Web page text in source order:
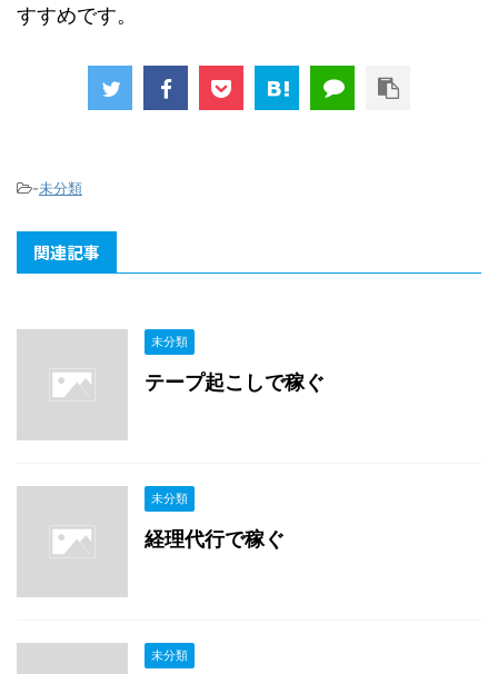
すすめです。
-未分類
関連記事
未分類
テープ起こしで稼ぐ
未分類
経理代行で稼ぐ
未分類